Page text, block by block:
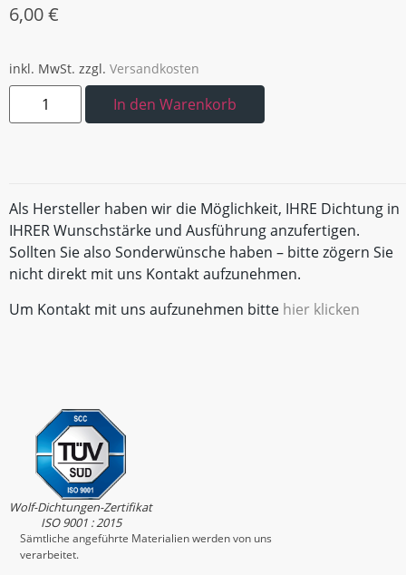
6,00€
inkl. MwSt. zzgl. Versandkosten
In den Warenkorb
Als Hersteller haben wir die Möglichkeit, IHRE Dichtung in
IHRER Wunschstärke und Ausführung anzufertigen.
Sollten Sie also Sonderwünsche haben – bitte zögern Sie
nicht direkt mit uns Kontakt aufzunehmen.
Um Kontakt mit uns aufzunehmen bitte hier klicken
Wolf-Dichtungen-Zertifikat
ISO 9001 : 2015
Sämtliche angeführte Materialien werden von uns
verarbeitet.